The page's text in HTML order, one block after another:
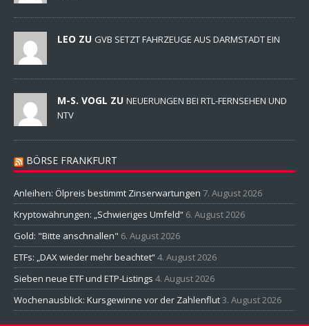
LEO ZU GVB SETZT FAHRZEUGE AUS DARMSTADT EIN
M-S. VOGL ZU NEUERUNGEN BEI RTL-FERNSEHEN UND
NTV
BÖRSE FRANKFURT
Anleihen: Ölpreis bestimmt Zinserwartungen 7. August 2026
Kryptowährungen: „Schwieriges Umfeld“ 6. August 2026
Gold: "Bitte anschnallen" 6. August 2026
ETFs: „DAX wieder mehr beachtet“4. August 2026
Sieben neue ETF und ETP-Listings 4. August 2026
Wochenausblick: Kursgewinne vor der Zahlenflut3. August 2026